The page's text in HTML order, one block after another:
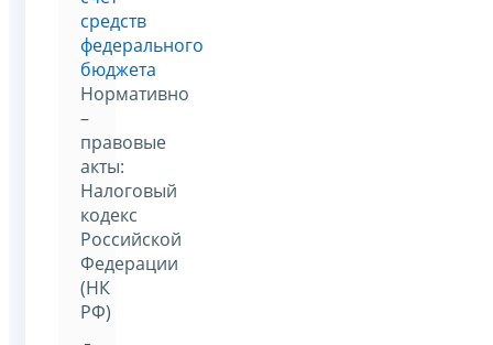
средств
федерального
бюджета
Нормативно
–
правовые
акты:
Налоговый
кодекс
Российской
Федерации
(НК
РФ)